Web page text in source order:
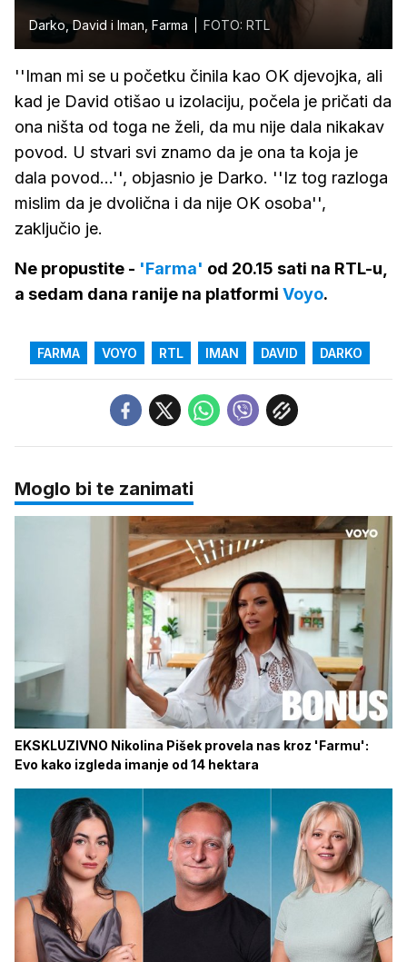
Darko, David i Iman, Farma FOTO: RTL
''Iman mi se u početku činila kao OK djevojka, ali
kad je David otišao u izolaciju, počela je pričati da
ona ništa od toga ne želi, da mu nije dala nikakav
povod. U stvari svi znamo da je ona ta koja je
dala povod...'', objasnio je Darko. ''Iz tog razloga
mislim da je dvolična i da nije OK osoba'',
zaključio je.
Ne propustite - 'Farma' od 20.15 sati na RTL-u,
a sedam dana ranije na platformi Voyo.
FARMA VOYO RTL IMAN DAVID DARKO
Moglo bi te zanimati
EKSKLUZIVNO Nikolina Pišek provela nas kroz 'Farmu':
Evo kako izgleda imanje od 14 hektara